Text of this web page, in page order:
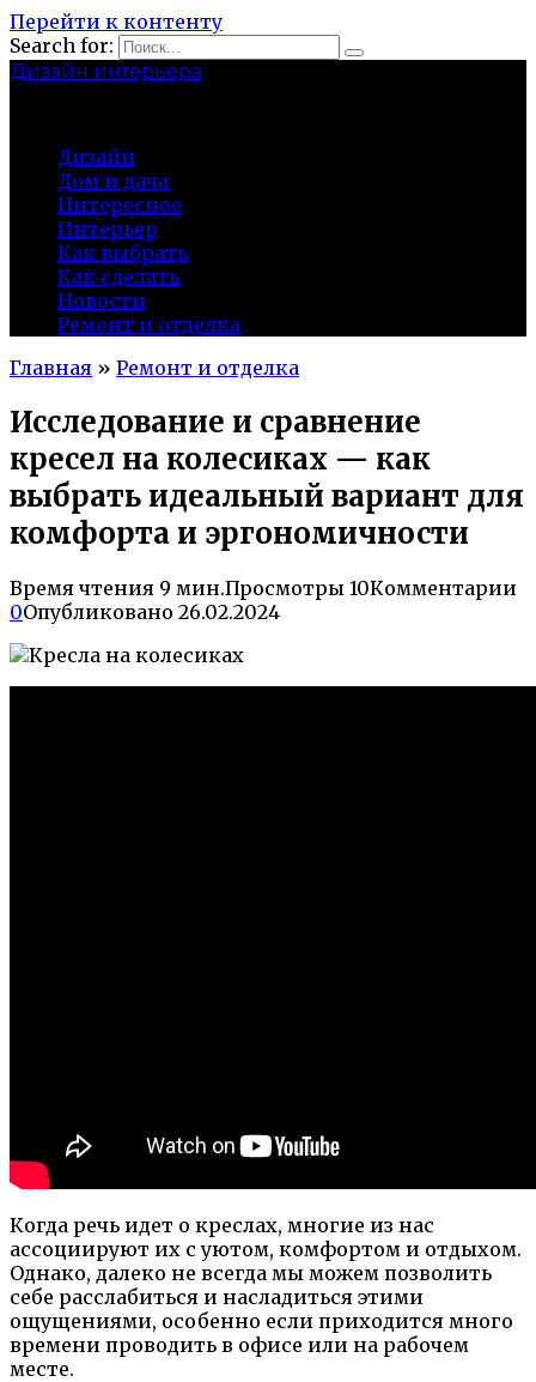
Перейти к контенту
Search for:
Дизайн интерьера
Дизайн
Дом и дача
Интересное
Интерьер
Как выбрать
Как сделать
Новости
Ремонт и отделка
Главная » Ремонт и отделка
Исследование и сравнение
кресел на колесиках — как
выбрать идеальный вариант для
комфорта и эргономичности
Время чтения 9 мин.Просмотры 10Комментарии
0Опубликовано 26.02.2024
Когда речь идет о креслах, многие из нас
ассоциируют их с уютом, комфортом и отдыхом.
Однако, далеко не всегда мы можем позволить
себе расслабиться и насладиться этими
ощущениями, особенно если приходится много
времени проводить в офисе или на рабочем
месте.